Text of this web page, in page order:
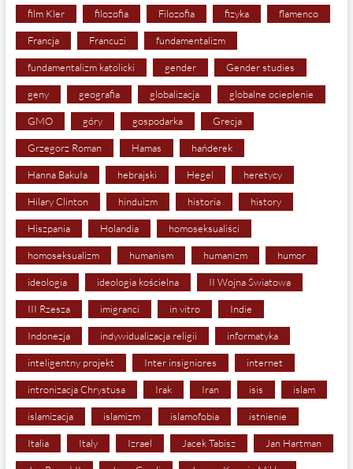
film Kler filozofia Filozofia fizyka flamenco
Francja Francuzi fundamentalizm
fundamentalizm katolicki gender Gender studies
geny geografia globalizacja globalne ocieplenie
GMO góry gospodarka Grecja
Grzegorz Roman Hamas hańderek
Hanna Bakuła hebrajski Hegel heretycy
Hilary Clinton hinduizm historia history
Hiszpania Holandia homoseksualiści
homoseksualizm humanism humanizm humor
ideologia ideologia kościelna II Wojna Światowa
III Rzesza imigranci in vitro Indie
Indonezja indywidualizacja religii informatyka
inteligentny projekt Inter insigniores internet
intronizacja Chrystusa Irak Iran isis islam
islamizacja islamizm islamofobia istnienie
Italia Italy Izrael Jacek Tabisz Jan Hartman